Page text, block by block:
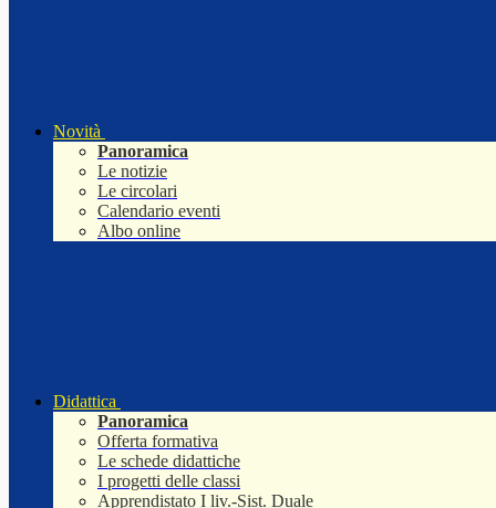
Novità
Panoramica
Le notizie
Le circolari
Calendario eventi
Albo online
Didattica
Panoramica
Offerta formativa
Le schede didattiche
I progetti delle classi
Apprendistato I liv.-Sist. Duale